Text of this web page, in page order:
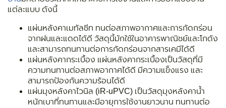
แต่ละแบบ ดังนี้
แผ่นหลังคาเมทัลชีท ทนต่อสภาพอากาศและการกัดกร่อน
จากฝนและแดดได้ดี วัสดุนี้มักใช้ในอาคารพาณิชย์และโกดัง
และสามารถทนทานต่อการกัดกร่อนจากสารเคมีได้ดี
แผ่นหลังคากระเบื้อง แผ่นหลังคากระเบื้องเป็นวัสดุที่มี
ความทนทานต่อสภาพอากาศได้ดี มีความแข็งแรง และ
สามารถป้องกันความร้อนได้ดี
แผ่นมุงหลังคาไวนิล (iR-uPVC) เป็นวัสดุมุงหลังคาน้ำ
หนักเบาที่ทนทานและมีอายุการใช้งานยาวนาน ทนทานต่อ